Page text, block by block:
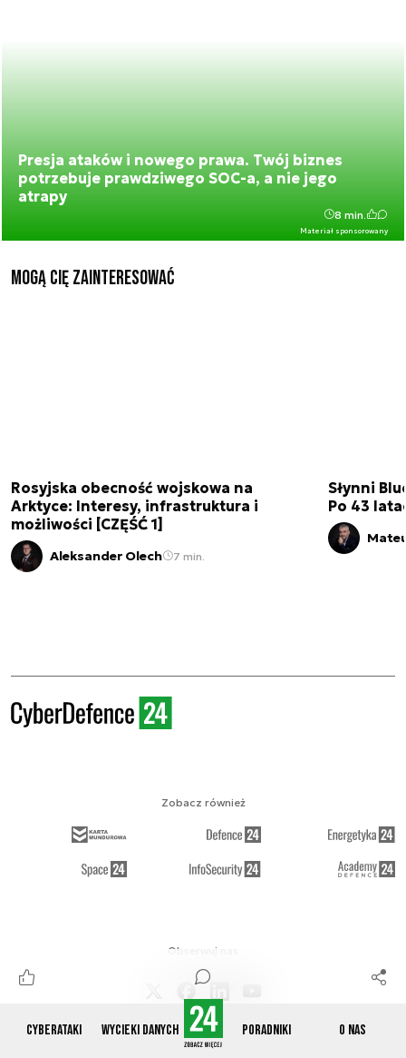
Cyberataki Wycieki danych Poradniki O nas
Presja ataków i nowego prawa. Twój biznes
potrzebuje prawdziwego SOC-a, a nie jego
atrapy
Materiał sponsorowany
8 min.
Mogą Cię zainteresować
Rosyjska obecność wojskowa na
Arktyce: Interesy, infrastruktura i
możliwości [CZĘŚĆ 1]
Aleksander Olech 7 min.
Słynni
Po 43
Obserwuj nas
Zobacz również